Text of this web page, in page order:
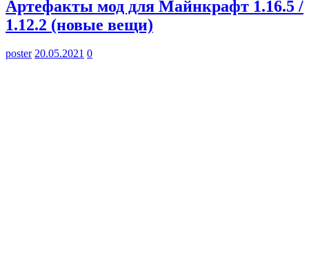
Артефакты мод для Майнкрафт 1.16.5 /
1.12.2 (новые вещи)
poster 20.05.2021 0